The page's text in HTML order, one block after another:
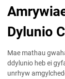
Dylunio
Mae mathau
ddylunio heb ei
unrhyw